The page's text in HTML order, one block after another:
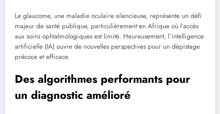
Le glaucome, une maladie oculaire silencieuse, représente un défi
majeur de santé publique, particulièrement en Afrique où l’accès
aux soins ophtalmologiques est limité. Heureusement, l’intelligence
artificielle (IA) ouvre de nouvelles perspectives pour un dépistage
précoce et efficace.
Des algorithmes performants pour
un diagnostic amélioré